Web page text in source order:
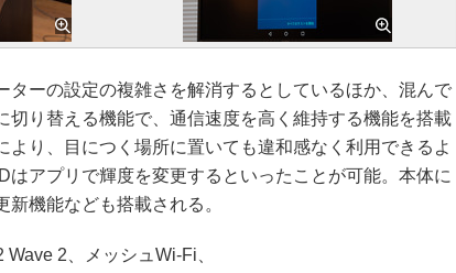
ーの設定の複雑さを解消するとしているほか、混んで
切り替える機能で、通信速度を高く維持する機能を搭載
より、目につく場所に置いても違和感なく利用できるよ
はアプリで輝度を変更するといったことが可能。本体に
機能なども搭載される。
2、メッシュWi-Fi、